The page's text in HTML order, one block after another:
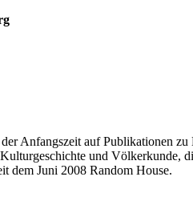
Anfangszeit auf Publikationen
und Völkerkunde,
dem Juni 2008 Random House.